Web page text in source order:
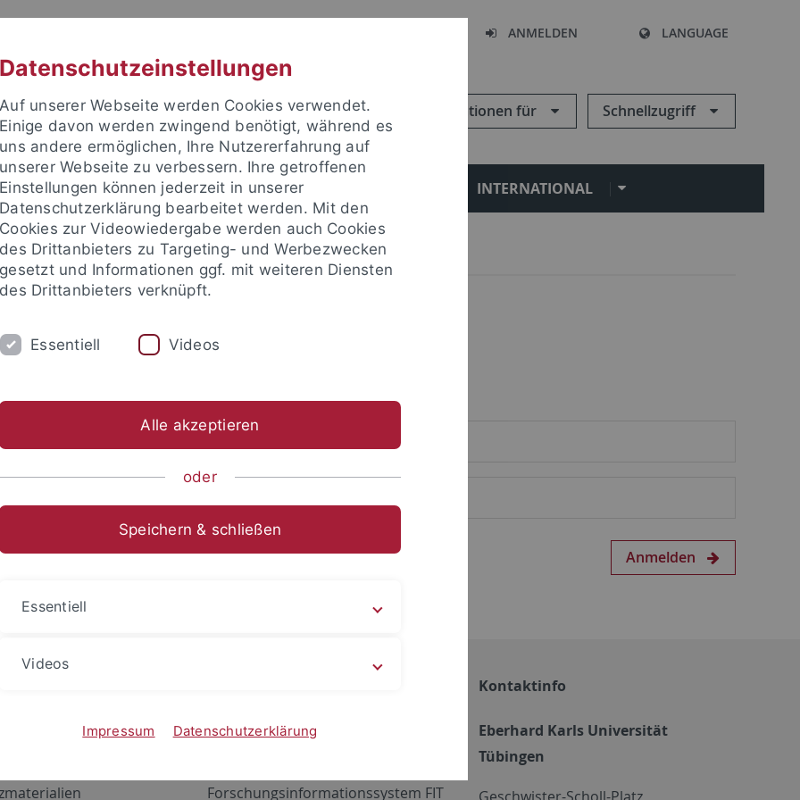
ANMELDEN LANGUAGE
Informationen für Schnellzugriff
FORSCHUNG EINRICHTUNGEN INTERNATIONAL
um sich anzumelden:
Anmelden
Netzwerk
ALMA
Forschungsinformationssystem FIT
Kontaktinfo
Eberhard Karls Universität
Tübingen
Datenschutzeinstellungen
Auf unserer Webseite werden Cookies verwendet.
Einige davon werden zwingend benötigt, während es
uns andere ermöglichen, Ihre Nutzererfahrung auf
unserer Webseite zu verbessern. Ihre getroffenen
Einstellungen können jederzeit in unserer
Datenschutzerklärung bearbeitet werden. Mit den
Cookies zur Videowiedergabe werden auch Cookies
des Drittanbieters zu Targeting- und Werbezwecken
gesetzt und Informationen ggf. mit weiteren Diensten
des Drittanbieters verknüpft.
Essentiell Videos
Alle akzeptieren
oder
Speichern & schließen
Essentiell
Videos
Impressum Datenschutzerklärung